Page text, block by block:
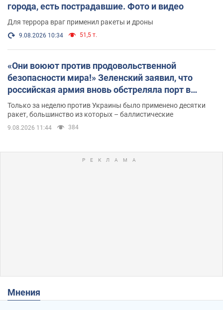
города, есть пострадавшие. Фото и видео
Для террора враг применил ракеты и дроны
9.08.2026 10:34 51,5 т.
«Они воюют против продовольственной
безопасности мира!» Зеленский заявил, что
российская армия вновь обстреляла порт в
Одессе
Только за неделю против Украины было применено десятки
ракет, большинство из которых – баллистические
9.08.2026 11:44 384
Мнения